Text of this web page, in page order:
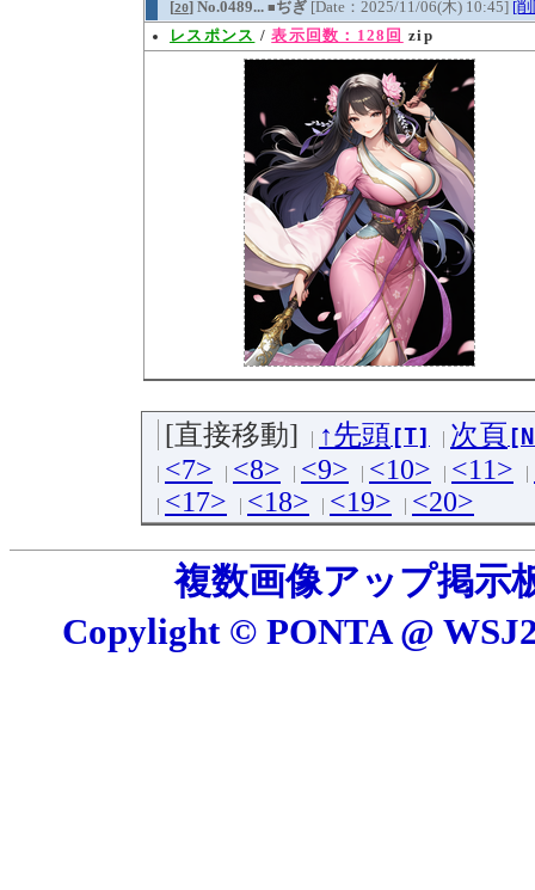
[20] No.0489... ■ぢぎ [Date：2025/11/06(木) 10:45] [
レスポンス /表示回数：128回 zip
[直接移動] ↑先頭 [T] 次頁
<7> <8> <9> <10> <11>
<17>
<18> <19> <20>
複数画像アップ掲示
Copylight © PONTA @